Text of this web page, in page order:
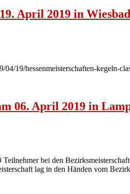
April 2019 in
04/19/hessenmeisterschaften-kegeln-
06. April 2019 in
bei den
lag in den Händen vom